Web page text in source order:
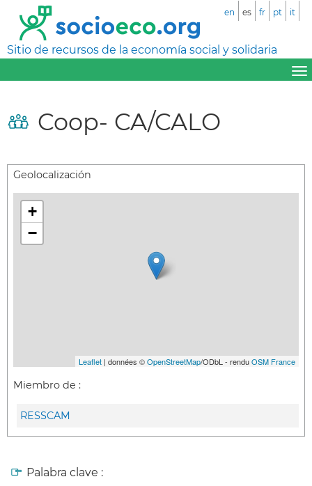
Sitio de recursos de la economía social y solidaria
en es fr pt it
Coop- CA/CALO
Geolocalización
+
−
Leaflet | données ©OpenStreetMap/ODbL - renduOSM France
Miembro de :
RESSCAM
Palabra clave :